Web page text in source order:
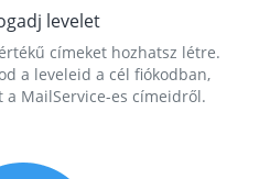
levelet
címeket hozhatsz létre.
a leveleid a cél fiókodban,
MailService-es címeidről.